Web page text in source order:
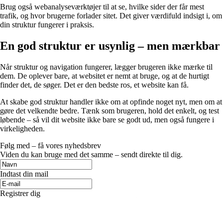
Brug også webanalyseværktøjer til at se, hvilke sider der får mest
trafik, og hvor brugerne forlader sitet. Det giver værdifuld indsigt i, om
din struktur fungerer i praksis.
En god struktur er usynlig – men mærkbar
Når struktur og navigation fungerer, lægger brugeren ikke mærke til
dem. De oplever bare, at websitet er nemt at bruge, og at de hurtigt
finder det, de søger. Det er den bedste ros, et website kan få.
At skabe god struktur handler ikke om at opfinde noget nyt, men om at
gøre det velkendte bedre. Tænk som brugeren, hold det enkelt, og test
løbende – så vil dit website ikke bare se godt ud, men også fungere i
virkeligheden.
Følg med – få vores nyhedsbrev
Viden du kan bruge med det samme – sendt direkte til dig.
Indtast din mail
Registrer dig